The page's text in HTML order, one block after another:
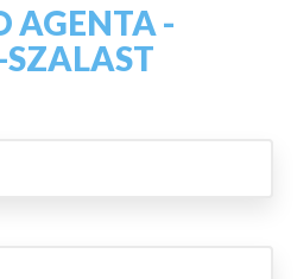
AGENTA -